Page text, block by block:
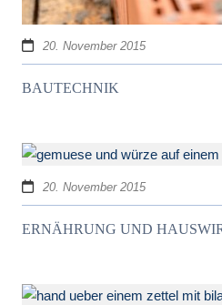
20. November 2015
BAUTECHNIK
20. November 2015
ERNÄHRUNG UND